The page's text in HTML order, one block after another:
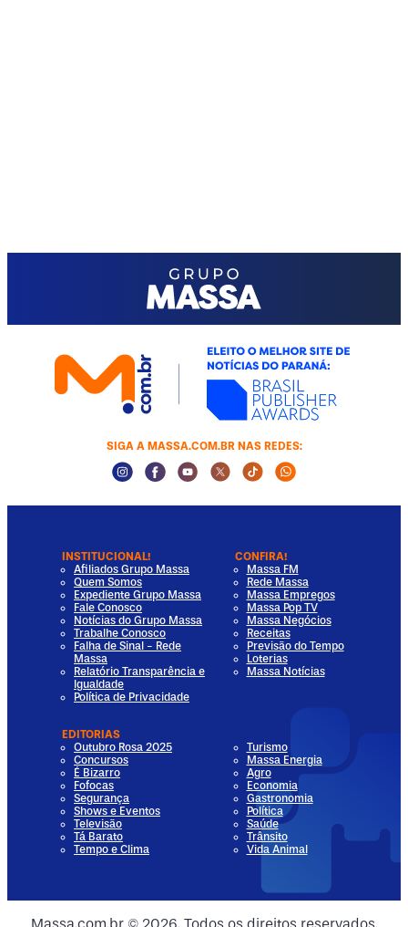
Media
Media
SIGA A MASSA.COM.BR NAS REDES:
Instagram Social Media
Facebook Social Media
Youtube Social Media
Twitter Social Media
Tiktok Social Media
Whatsapp
INSTITUCIONAL!
Afiliados Grupo Massa
Quem Somos
Expediente Grupo Massa
Fale Conosco
Notícias do Grupo Massa
Trabalhe Conosco
Falha de Sinal - Rede
Massa
Relatório Transparência e
Igualdade
Política de Privacidade
CONFIRA!
Massa FM
Rede Massa
Massa Empregos
Massa Pop TV
Massa Negócios
Receitas
Previsão do Tempo
Loterias
Massa Notícias
EDITORIAS
Outubro Rosa 2025
Concursos
É Bizarro
Fofocas
Segurança
Shows e Eventos
Televisão
Tá Barato
Tempo e Clima
Turismo
Massa Energia
Agro
Economia
Gastronomia
Política
Saúde
Trânsito
Vida Animal